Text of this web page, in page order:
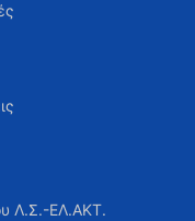
Λ.Σ.-ΕΛ.ΑΚΤ.